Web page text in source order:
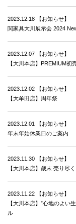
2023.12.18
【お知らせ】
関家具大川展示会 2024
2023.12.07
【お知らせ】
【大川本店】PREMIUM初
2023.12.02
【お知らせ】
【大牟田店】周年祭
2023.12.01
【お知らせ】
年末年始休業日のご案内
2023.11.30
【お知らせ】
【大川本店】歳末 売り尽
2023.11.22
【お知らせ】
【大川本店】”心地のよ
ル